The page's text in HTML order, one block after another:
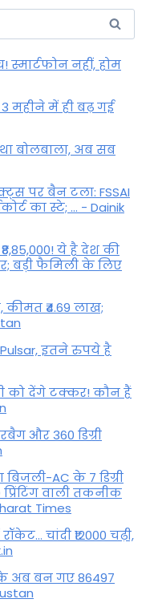
स्मार्टफोन नहीं, होम
महीने में ही बढ़ गई
बोलबाला, अब सब
पर बैन टला: FSSAI
का स्टे; ... - Dainik
ये है देश की
बड़ी फैमिली के लिए
₹4.69 लाख;
इतने रुपये है
को देंगे टक्कर! कौन हैं
और 360 डिग्री
AC के 7 डिग्री
वाली तकनीक
Times
चांदी ₹12000 चढ़ी,
के अब बन गए 86497